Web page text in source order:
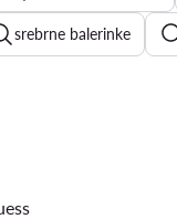
srebrne balerinke